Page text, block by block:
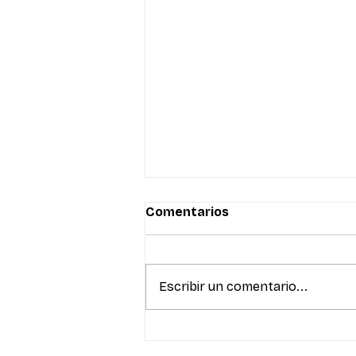
Comentarios
Escribir un comentario...